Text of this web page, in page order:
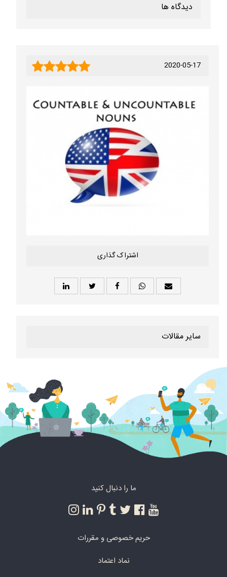
دیدگاه ها
2020-05-17
اشتراک گذاری
سایر مقالات
ما را دنبال کنید
حریم خصوصی و مقررات
نماد اعتماد